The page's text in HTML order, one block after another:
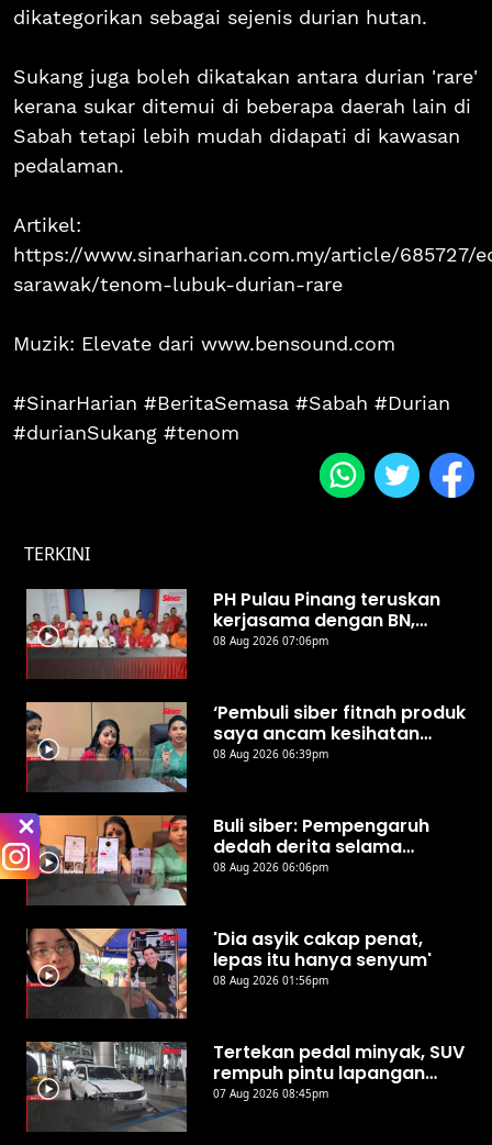
dikategorikan sebagai sejenis durian hutan.
Sukang juga boleh dikatakan antara durian 'rare'
kerana sukar ditemui di beberapa daerah lain di
Sabah tetapi lebih mudah didapati di kawasan
pedalaman.
Artikel:
https://www.sinarharian.com.my/article/685727/
sarawak/tenom-lubuk-durian-rare
Muzik: Elevate dari www.bensound.com
#SinarHarian #BeritaSemasa #Sabah #Durian
#durianSukang #tenom
TERKINI
PH Pulau Pinang teruskan
kerjasama dengan BN,
UMNO
08 Aug 2026 07:06pm
‘Pembuli siber fitnah produk
saya ancam kesihatan
awam’
08 Aug 2026 06:39pm
Buli siber: Pempengaruh
dedah derita selama
bertahun
08 Aug 2026 06:06pm
'Dia asyik cakap penat,
lepas itu hanya senyum'
08 Aug 2026 01:56pm
Tertekan pedal minyak, SUV
rempuh pintu lapangan
terbang Kota Kinabalu
07 Aug 2026 08:45pm